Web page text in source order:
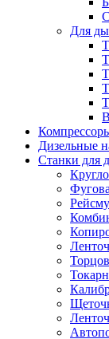
Для
Дизельные
Станки для